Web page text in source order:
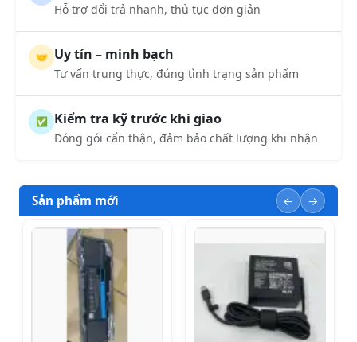
Hỗ trợ đổi trả nhanh, thủ tục đơn giản
🤝 Uy tín – minh bạch
Tư vấn trung thực, đúng tình trạng sản phẩm
✅ Kiểm tra kỹ trước khi giao
Đóng gói cẩn thận, đảm bảo chất lượng khi nhận
Sản phẩm mới